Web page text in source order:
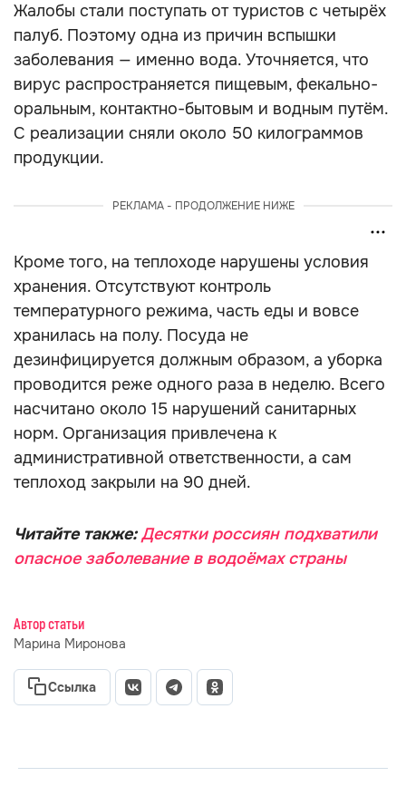
Жалобы стали поступать от туристов с четырёх
палуб. Поэтому одна из причин вспышки
заболевания — именно вода. Уточняется, что
вирус распространяется пищевым, фекально-
оральным, контактно-бытовым и водным путём.
С реализации сняли около 50 килограммов
продукции.
РЕКЛАМА - ПРОДОЛЖЕНИЕ НИЖЕ
Кроме того, на теплоходе нарушены условия
хранения. Отсутствуют контроль
температурного режима, часть еды и вовсе
хранилась на полу. Посуда не
дезинфицируется должным образом, а уборка
проводится реже одного раза в неделю. Всего
насчитано около 15 нарушений санитарных
норм. Организация привлечена к
административной ответственности, а сам
теплоход закрыли на 90 дней.
Читайте также:Десятки россиян подхватили
опасное заболевание в водоёмах страны
Автор статьи
Марина Миронова
Ссылка